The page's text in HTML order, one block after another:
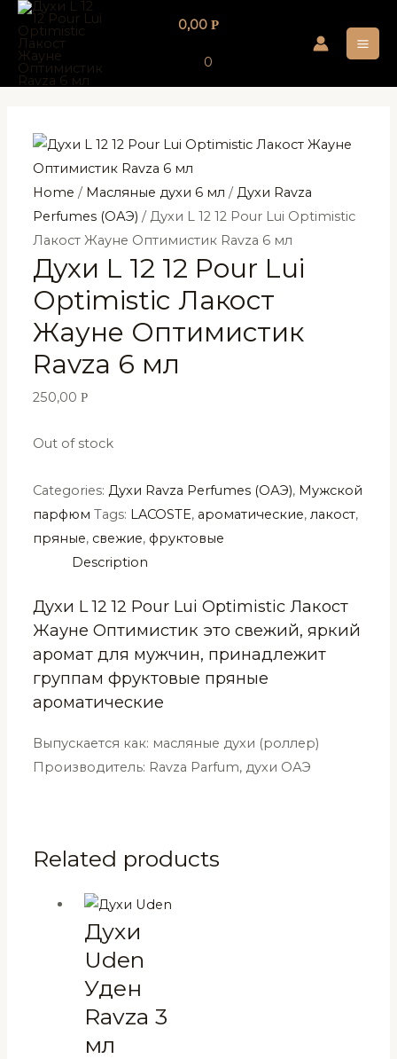
Перейти
содержимому
0,00 Р
0
Home / Масляные духи 6 мл /Духи Ravza
Perfumes (ОАЭ) / Духи L 12 12 Pour Lui Optimistic
Лакост Жауне Оптимистик Ravza 6 мл
Духи L 12 12 Pour Lui
Optimistic Лакост
Жауне Оптимистик
Ravza 6 мл
250,00Р
Out of stock
Categories:Духи Ravza Perfumes (ОАЭ), Мужской
парфюм Tags: LACOSTE, ароматические,лакост,
пряные, свежие, фруктовые
Description
Духи L 12 12 Pour Lui Optimistic Лакост
Жауне Оптимистик это свежий, яркий
аромат для мужчин, принадлежит
группам фруктовые пряные
ароматические
Выпускается как: масляные духи (роллер)
Производитель: Ravza Parfum, духи ОАЭ
Related products
Духи
Uden
Уден
Ravza 3
мл